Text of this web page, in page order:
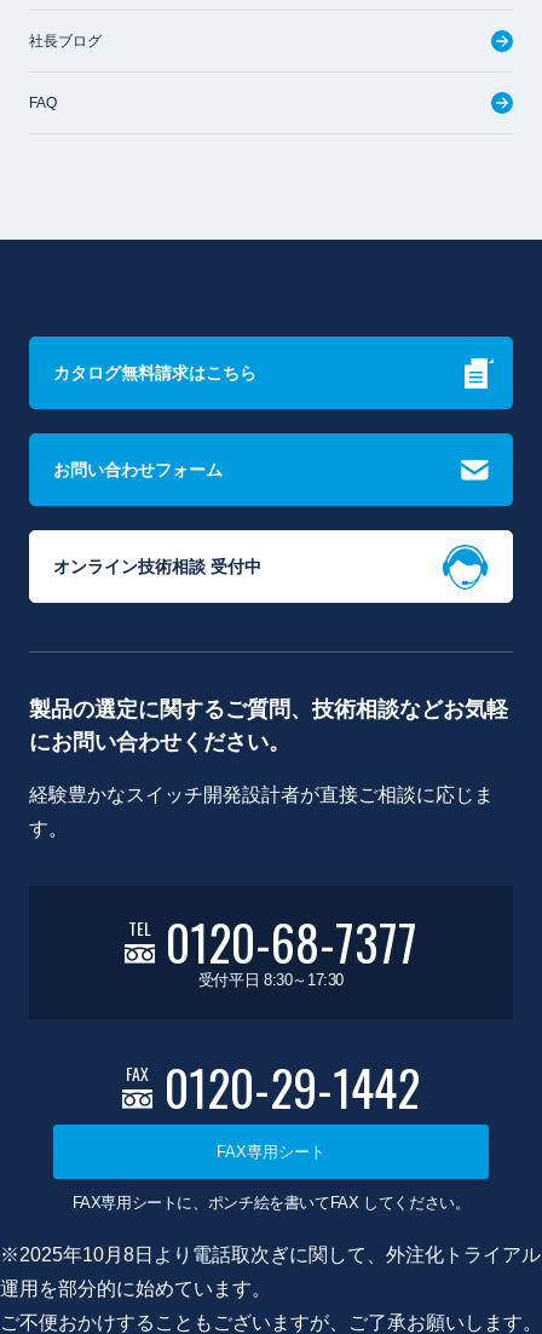
社長ブログ
FAQ
カタログ無料請求はこちら
お問い合わせフォーム
オンライン技術相談 受付中
製品の選定に関するご質問、技術相談などお気軽
にお問い合わせください。
経験豊かなスイッチ開発設計者が直接ご相談に応じま
す。
TEL 0120-68-7377
受付平日 8:30～17:30
FAX 0120-29-1442
FAX専用シート
FAX専用シートに、ポンチ絵を書いてFAX してください。
※2025年10月8日より電話取次ぎに関して、外注化トライアル
運用を部分的に始めています。
ご不便おかけすることもございますが、ご了承お願いします。